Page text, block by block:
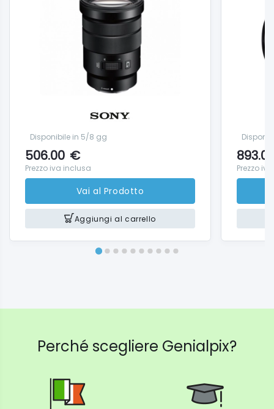
Disponibile in 5/8 gg
506.00 €
Prezzo iva inclusa
Vai al Prodotto
Aggiungi al carrello
Prezzo
Perché scegliere Genialpix?